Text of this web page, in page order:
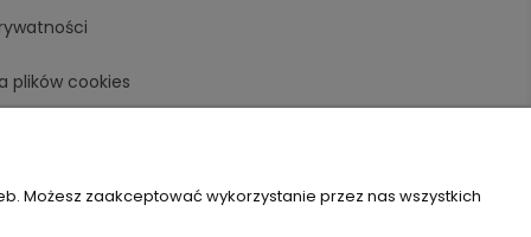
plików cookies
Możesz zaakceptować wykorzystanie przez nas wszystkich